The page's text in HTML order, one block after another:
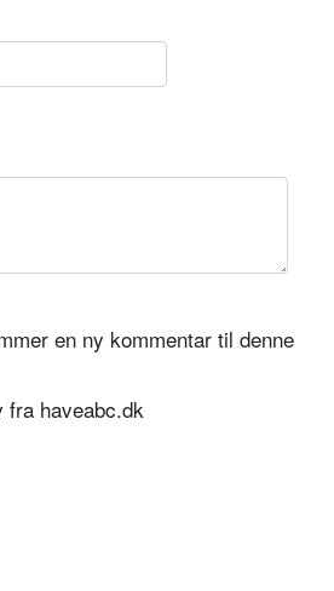
en ny kommentar til denne
fra haveabc.dk